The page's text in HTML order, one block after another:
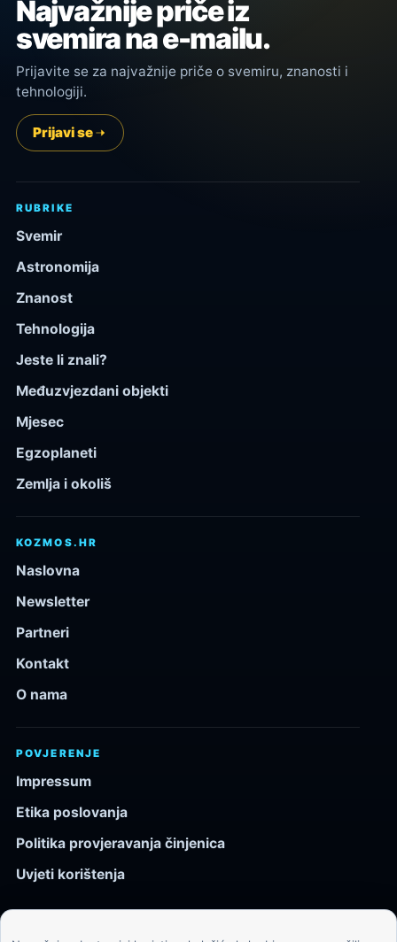
Najvažnije priče iz
svemira na e-mailu.
Prijavite se za najvažnije priče o svemiru, znanosti i
tehnologiji.
Prijavi se
RUBRIKE
Svemir
Astronomija
Znanost
Tehnologija
Jeste li znali?
Međuzvjezdani objekti
Mjesec
Egzoplaneti
Zemlja i okoliš
KOZMOS.HR
Naslovna
Newsletter
Partneri
Kontakt
O nama
POVJERENJE
Impressum
Etika poslovanja
Politika provjeravanja činjenica
Uvjeti korištenja